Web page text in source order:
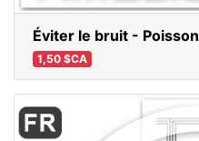
Éviter le bruit - Poisson
1,50 $CA